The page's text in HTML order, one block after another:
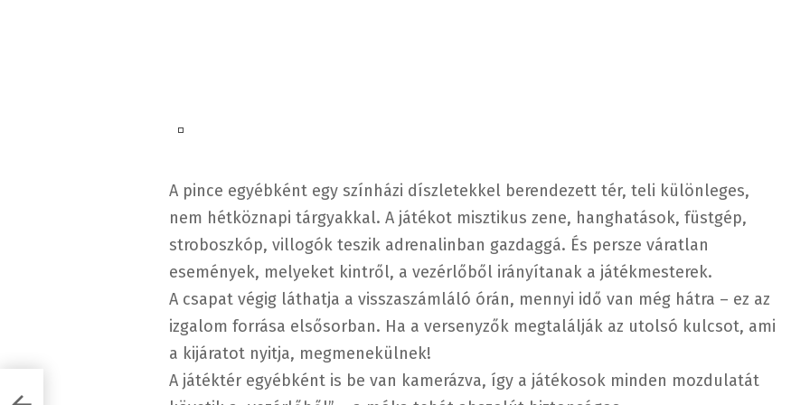
A pince egyébként egy színházi díszletekkel berendezett tér, teli különleges,
nem hétköznapi tárgyakkal. A játékot misztikus zene, hanghatások, füstgép,
stroboszkóp, villogók teszik adrenalinban gazdaggá. És persze váratlan
események, melyeket kintről, a vezérlőből irányítanak a játékmesterek.
A csapat végig láthatja a visszaszámláló órán, mennyi idő van még hátra – ez az
izgalom forrása elsősorban. Ha a versenyzők megtalálják az utolsó kulcsot, ami
a kijáratot nyitja, megmenekülnek!
A játéktér egyébként is be van kamerázva, így a játékosok minden mozdulatát